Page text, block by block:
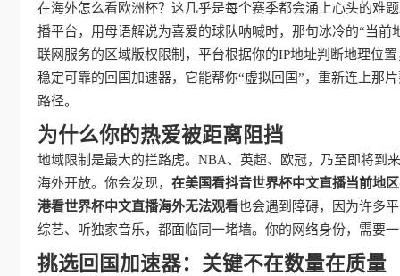
在海外怎么看欧洲杯？这几乎是每个赛季都会涌上心头的难
播平台，用母语解说为喜爱的球队呐喊时，那句冰冷的“当
联网服务的区域版权限制，平台根据你的IP地址判断地理位
稳定可靠的回国加速器，它能帮你“虚拟回国”，重新连上那
路径。
为什么你的热爱被距离阻挡
地域限制是最大的拦路虎。NBA、英超、欧冠，乃至即将到
海外开放。你会发现， 在美国看抖音世界杯中文直播当前地
港看世界杯中文直播海外无法观看也会遇到障碍，因为许多
综艺、听独家音乐，都面临同一堵墙。你的网络身份，需要
挑选回国加速器：关键不在数量在质量